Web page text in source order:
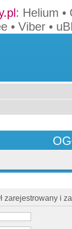
: Helium •
• Viber •
zarejestrowany i